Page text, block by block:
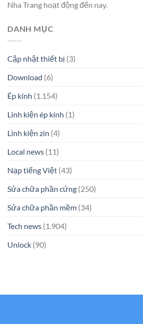
Nha Trang hoạt động đến nay.
DANH MỤC
Cập nhật thiết bị (3)
Download (6)
Ép kính (1.154)
Linh kiện ép kính (1)
Linh kiện zin (4)
Local news (11)
Nạp tiếng Việt (43)
Sửa chữa phần cứng (250)
Sửa chữa phần mềm (34)
Tech news (1.904)
Unlock (90)